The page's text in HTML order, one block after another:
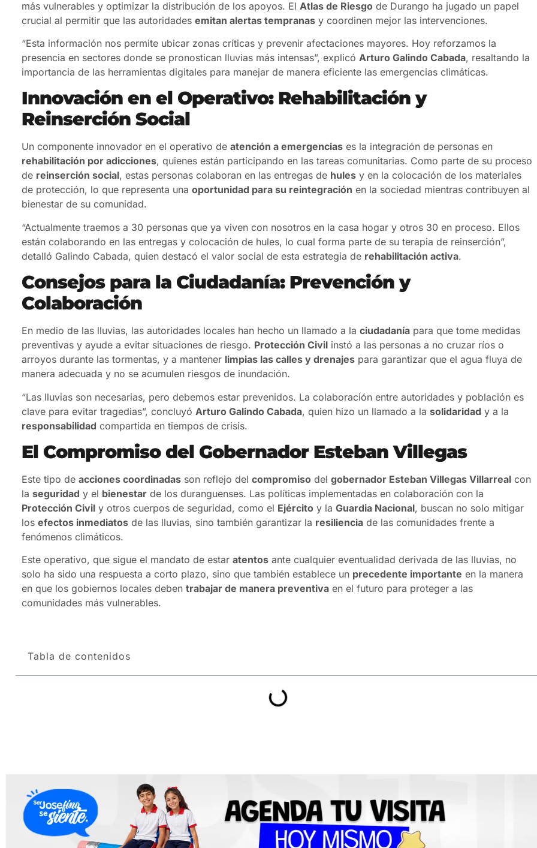
más vulnerables y optimizar la distribución de los apoyos. El Atlas de Riesgo de Durango ha jugado un papel
crucial al permitir que las autoridades emitan alertas tempranas y coordinen mejor las intervenciones.
“Esta información nos permite ubicar zonas críticas y prevenir afectaciones mayores. Hoy reforzamos la
presencia en sectores donde se pronostican lluvias más intensas”, explicó Arturo Galindo Cabada, resaltando la
importancia de las herramientas digitales para manejar de manera eficiente las emergencias climáticas.
Innovación en el Operativo: Rehabilitación y
Reinserción Social
Un componente innovador en el operativo de atención a emergencias es la integración de personas en
rehabilitación por adicciones, quienes están participando en las tareas comunitarias. Como parte de su proceso
de reinserción social, estas personas colaboran en las entregas de hules y en la colocación de los materiales
de protección, lo que representa una oportunidad para su reintegración en la sociedad mientras contribuyen al
bienestar de su comunidad.
“Actualmente traemos a 30 personas que ya viven con nosotros en la casa hogar y otros 30 en proceso. Ellos
están colaborando en las entregas y colocación de hules, lo cual forma parte de su terapia de reinserción”,
detalló Galindo Cabada, quien destacó el valor social de esta estrategia de rehabilitación activa.
Consejos para la Ciudadanía: Prevención y
Colaboración
En medio de las lluvias, las autoridades locales han hecho un llamado a la ciudadanía para que tome medidas
preventivas y ayude a evitar situaciones de riesgo. Protección Civil instó a las personas a no cruzar ríos o
arroyos durante las tormentas, y a mantener limpias las calles y drenajes para garantizar que el agua fluya de
manera adecuada y no se acumulen riesgos de inundación.
“Las lluvias son necesarias, pero debemos estar prevenidos. La colaboración entre autoridades y población es
clave para evitar tragedias”, concluyó Arturo Galindo Cabada, quien hizo un llamado a la solidaridad y a la
responsabilidad compartida en tiempos de crisis.
El Compromiso del Gobernador Esteban Villegas
Este tipo de acciones coordinadas son reflejo del compromiso del gobernador Esteban Villegas Villarreal con
la seguridad y el bienestar de los duranguenses. Las políticas implementadas en colaboración con la
Protección Civil y otros cuerpos de seguridad, como el Ejército y la Guardia Nacional, buscan no solo mitigar
los efectos inmediatos de las lluvias, sino también garantizar la resiliencia de las comunidades frente a
fenómenos climáticos.
Este operativo, que sigue el mandato de estar atentos ante cualquier eventualidad derivada de las lluvias, no
solo ha sido una respuesta a corto plazo, sino que también establece un precedente importante en la manera
en que los gobiernos locales deben trabajar de manera preventiva en el futuro para proteger a las
comunidades más vulnerables.
Tabla de contenidos